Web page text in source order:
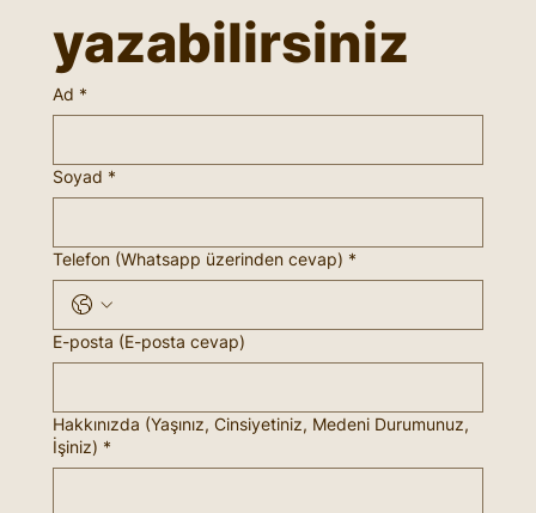
yazabilirsiniz
Ad *
Soyad *
Telefon (Whatsapp üzerinden cevap) *
E-posta (E-posta cevap)
Hakkınızda (Yaşınız, Cinsiyetiniz, Medeni Durumunuz,
İşiniz) *